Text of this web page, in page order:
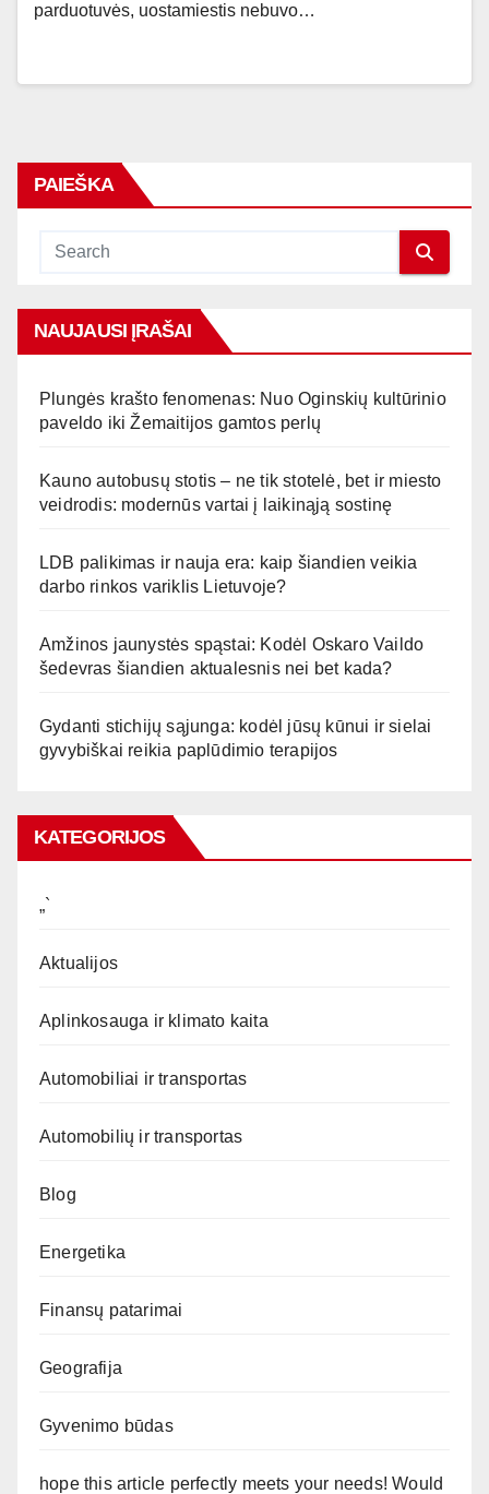
parduotuvės, uostamiestis nebuvo…
PAIEŠKA
NAUJAUSI ĮRAŠAI
Plungės krašto fenomenas: Nuo Oginskių kultūrinio
paveldo iki Žemaitijos gamtos perlų
Kauno autobusų stotis – ne tik stotelė, bet ir miesto
veidrodis: modernūs vartai į laikinąją sostinę
LDB palikimas ir nauja era: kaip šiandien veikia
darbo rinkos variklis Lietuvoje?
Amžinos jaunystės spąstai: Kodėl Oskaro Vaildo
šedevras šiandien aktualesnis nei bet kada?
Gydanti stichijų sąjunga: kodėl jūsų kūnui ir sielai
gyvybiškai reikia paplūdimio terapijos
KATEGORIJOS
„`
Aktualijos
Aplinkosauga ir klimato kaita
Automobiliai ir transportas
Automobilių ir transportas
Blog
Energetika
Finansų patarimai
Geografija
Gyvenimo būdas
hope this article perfectly meets your needs! Would